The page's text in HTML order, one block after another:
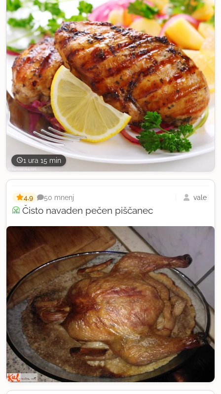
1 ura 15 min
Čisto navaden pečen piščanec
4,9 50 mnenj vale